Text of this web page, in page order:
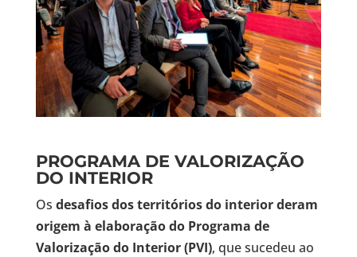
PROGRAMA DE VALORIZAÇÃO
DO INTERIOR
Os desafios dos territórios do interior deram
origem à elaboração do Programa de
Valorização do Interior (PVI), que sucedeu ao